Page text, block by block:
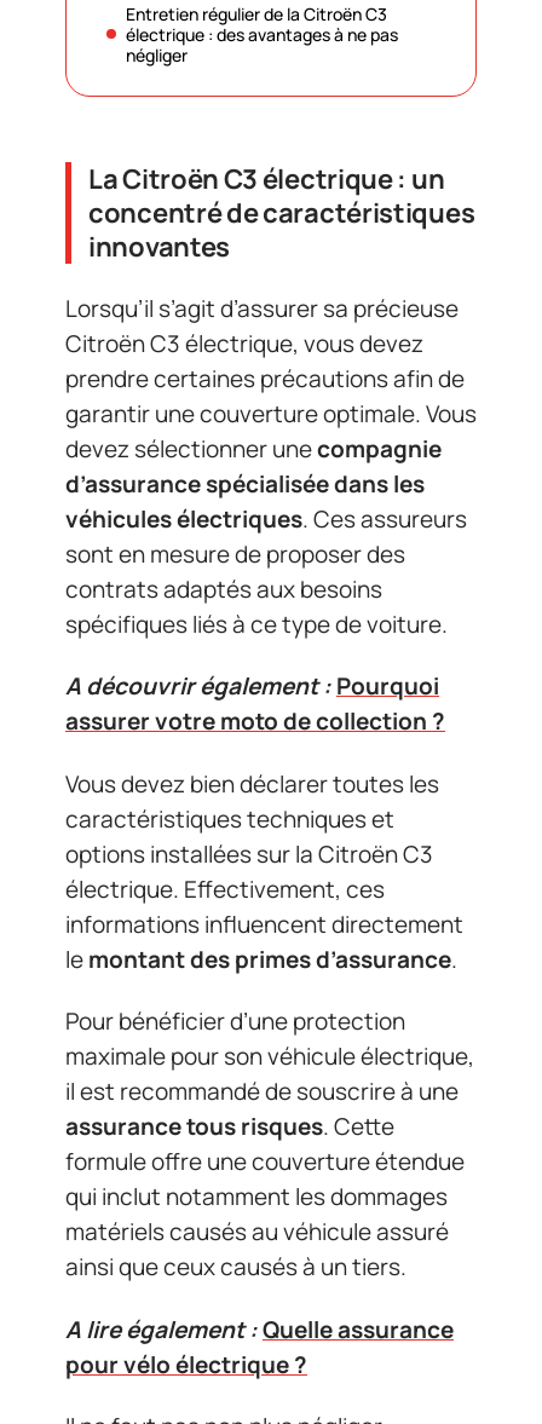
Entretien régulier de la Citroën C3
électrique : des avantages à ne pas
négliger
La Citroën C3 électrique : un
concentré de caractéristiques
innovantes
Lorsqu’il s’agit d’assurer sa précieuse
Citroën C3 électrique, vous devez
prendre certaines précautions afin de
garantir une couverture optimale. Vous
devez sélectionner unecompagnie
d’assurance spécialisée dans les
véhicules électriques. Ces assureurs
sont en mesure de proposer des
contrats adaptés aux besoins
spécifiques liés à ce type de voiture.
A découvrir également :Pourquoi
assurer votre moto de collection ?
Vous devez bien déclarer toutes les
caractéristiques techniques et
options installées sur la Citroën C3
électrique. Effectivement, ces
informations influencent directement
lemontant des primes d’assurance.
Pour bénéficier d’une protection
maximale pour son véhicule électrique,
il est recommandé de souscrire à une
assurance tous risques. Cette
formule offre une couverture étendue
qui inclut notamment les dommages
matériels causés au véhicule assuré
ainsi que ceux causés à un tiers.
A lire également :Quelle assurance
pour vélo électrique ?